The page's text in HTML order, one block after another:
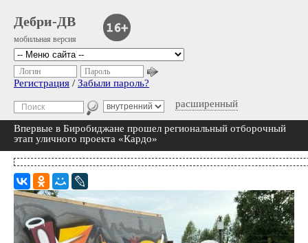
Дебри-ДВ
мобильная версия
расширенный
Логин Пароль
Регистрация / Забыли пароль?
Впервые в Биробиджане прошел региональный отборочный
этап уличного проекта «Кардо»